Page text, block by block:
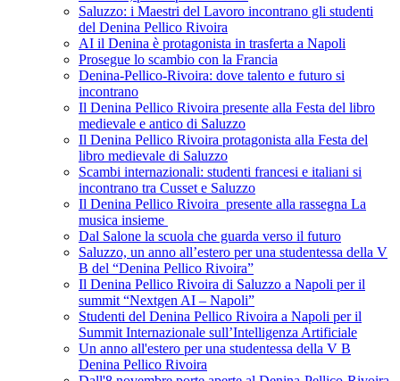
Saluzzo: i Maestri del Lavoro incontrano gli studenti
del Denina Pellico Rivoira
AI il Denina è protagonista in trasferta a Napoli
Prosegue lo scambio con la Francia
Denina-Pellico-Rivoira: dove talento e futuro si
incontrano
Il Denina Pellico Rivoira presente alla Festa del libro
medievale e antico di Saluzzo
Il Denina Pellico Rivoira protagonista alla Festa del
libro medievale di Saluzzo
Scambi internazionali: studenti francesi e italiani si
incontrano tra Cusset e Saluzzo
Il Denina Pellico Rivoira presente alla rassegna La
musica insieme
Dal Salone la scuola che guarda verso il futuro
Saluzzo, un anno all’estero per una studentessa della V
B del “Denina Pellico Rivoira”
Il Denina Pellico Rivoira di Saluzzo a Napoli per il
summit “Nextgen AI – Napoli”
Studenti del Denina Pellico Rivoira a Napoli per il
Summit Internazionale sull’Intelligenza Artificiale
Un anno all'estero per una studentessa della V B
Denina Pellico Rivoira